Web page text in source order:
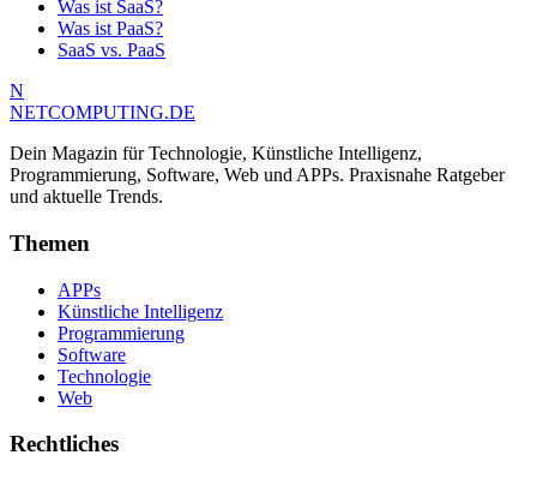
Was ist SaaS?
Was ist PaaS?
SaaS vs. PaaS
N
NETCOMPUTING.DE
Dein Magazin für Technologie, Künstliche Intelligenz,
Programmierung, Software, Web und APPs. Praxisnahe Ratgeber
und aktuelle Trends.
Themen
APPs
Künstliche Intelligenz
Programmierung
Software
Technologie
Web
Rechtliches